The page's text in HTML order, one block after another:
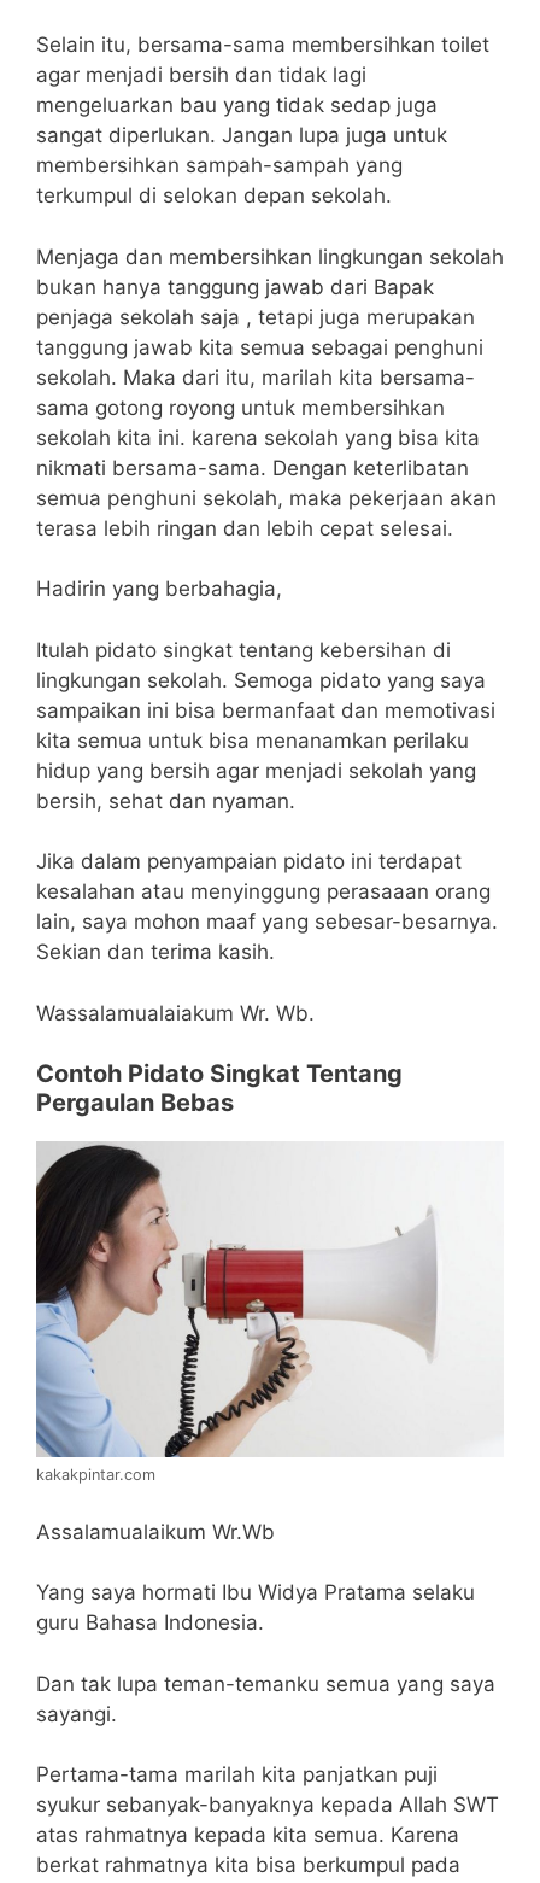
Selain itu, bersama-sama membersihkan toilet
agar menjadi bersih dan tidak lagi
mengeluarkan bau yang tidak sedap juga
sangat diperlukan. Jangan lupa juga untuk
membersihkan sampah-sampah yang
terkumpul di selokan depan sekolah.
Menjaga dan membersihkan lingkungan sekolah
bukan hanya tanggung jawab dari Bapak
penjaga sekolah saja , tetapi juga merupakan
tanggung jawab kita semua sebagai penghuni
sekolah. Maka dari itu, marilah kita bersama-
sama gotong royong untuk membersihkan
sekolah kita ini. karena sekolah yang bisa kita
nikmati bersama-sama. Dengan keterlibatan
semua penghuni sekolah, maka pekerjaan akan
terasa lebih ringan dan lebih cepat selesai.
Hadirin yang berbahagia,
Itulah pidato singkat tentang kebersihan di
lingkungan sekolah. Semoga pidato yang saya
sampaikan ini bisa bermanfaat dan memotivasi
kita semua untuk bisa menanamkan perilaku
hidup yang bersih agar menjadi sekolah yang
bersih, sehat dan nyaman.
Jika dalam penyampaian pidato ini terdapat
kesalahan atau menyinggung perasaaan orang
lain, saya mohon maaf yang sebesar-besarnya.
Sekian dan terima kasih.
Wassalamualaiakum Wr. Wb.
Contoh Pidato Singkat Tentang
Pergaulan Bebas
kakakpintar.com
Assalamualaikum Wr.Wb
Yang saya hormati Ibu Widya Pratama selaku
guru Bahasa Indonesia.
Dan tak lupa teman-temanku semua yang saya
sayangi.
Pertama-tama marilah kita panjatkan puji
syukur sebanyak-banyaknya kepada Allah SWT
atas rahmatnya kepada kita semua. Karena
berkat rahmatnya kita bisa berkumpul pada